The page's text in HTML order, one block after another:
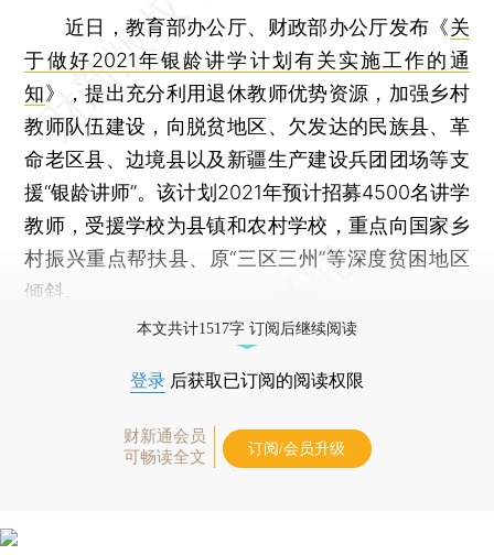
近日，教育部办公厅、财政部办公厅发布《关
于做好2021年银龄讲学计划有关实施工作的通
知》，提出充分利用退休教师优势资源，加强乡村
教师队伍建设，向脱贫地区、欠发达的民族县、革
命老区县、边境县以及新疆生产建设兵团团场等支
援“银龄讲师”。该计划2021年预计招募4500名讲学
教师，受援学校为县镇和农村学校，重点向国家乡
村振兴重点帮扶县、原“三区三州”等深度贫困地区
倾斜。
本文共计1517字 订阅后继续阅读
登录 后获取已订阅的阅读权限
财新通会员
可畅读全文
订阅/会员升级